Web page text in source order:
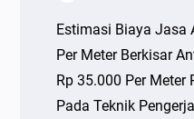
Estimasi Biaya Jasa
Per Meter Berkisar
Rp 35.000 Per Meter
Pada Teknik